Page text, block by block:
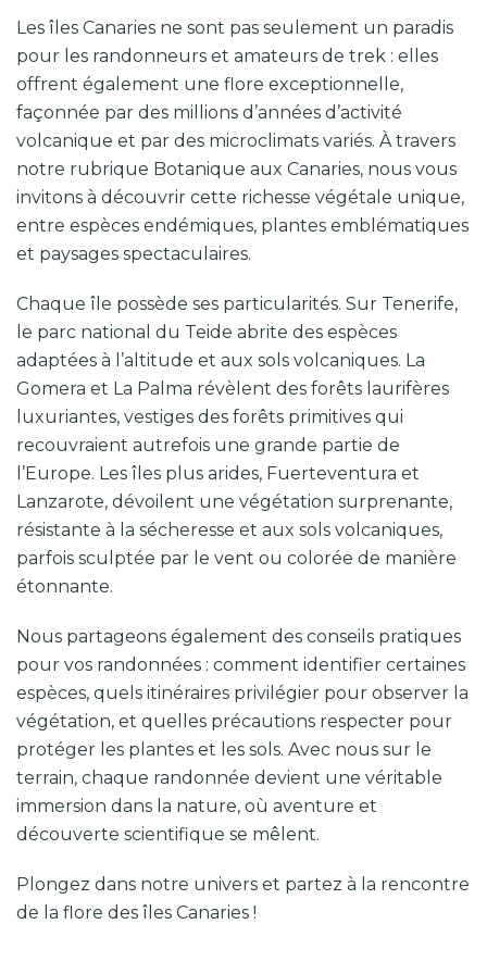
Les îles Canaries ne sont pas seulement un paradis
pour les randonneurs et amateurs de trek : elles
offrent également une flore exceptionnelle,
façonnée par des millions d’années d’activité
volcanique et par des microclimats variés. À travers
notre rubrique Botanique aux Canaries, nous vous
invitons à découvrir cette richesse végétale unique,
entre espèces endémiques, plantes emblématiques
et paysages spectaculaires.
Chaque île possède ses particularités. Sur Tenerife,
le parc national du Teide abrite des espèces
adaptées à l’altitude et aux sols volcaniques. La
Gomera et La Palma révèlent des forêts laurifères
luxuriantes, vestiges des forêts primitives qui
recouvraient autrefois une grande partie de
l’Europe. Les îles plus arides, Fuerteventura et
Lanzarote, dévoilent une végétation surprenante,
résistante à la sécheresse et aux sols volcaniques,
parfois sculptée par le vent ou colorée de manière
étonnante.
Nous partageons également des conseils pratiques
pour vos randonnées : comment identifier certaines
espèces, quels itinéraires privilégier pour observer la
végétation, et quelles précautions respecter pour
protéger les plantes et les sols. Avec nous sur le
terrain, chaque randonnée devient une véritable
immersion dans la nature, où aventure et
découverte scientifique se mêlent.
Plongez dans notre univers et partez à la rencontre
de la flore des îles Canaries !